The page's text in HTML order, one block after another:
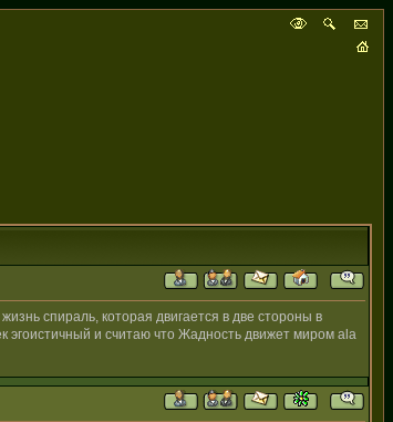
спираль, которая двигается в две стороны в
эгоистичный и считаю что Жадность движет миром ala